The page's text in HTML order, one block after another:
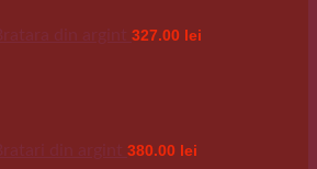
Bratara din argint 327.00 lei
Bratari din argint 380.00 lei